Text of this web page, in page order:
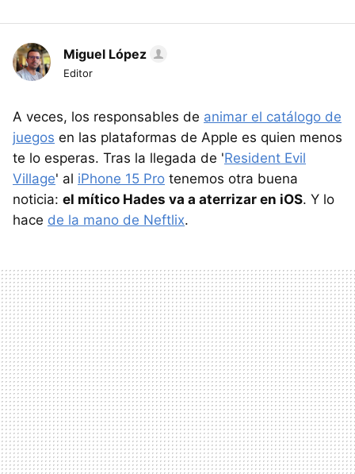
Miguel López
Editor
A veces, los responsables de animar el catálogo de
juegos en las plataformas de Apple es quien menos
te lo esperas. Tras la llegada de 'Resident Evil
Village' al iPhone 15 Pro tenemos otra buena
noticia: el mítico Hades va a aterrizar en iOS. Y lo
hace de la mano de Neftlix.